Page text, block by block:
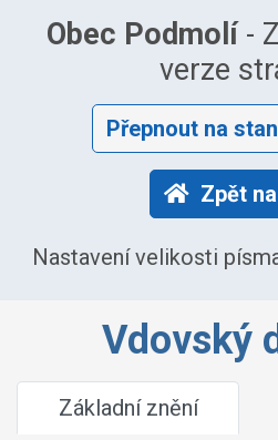
Obec Podmolí-
verze
Přepnout na
Zpět
Nastavení velikosti
Vdovský
Základní znění